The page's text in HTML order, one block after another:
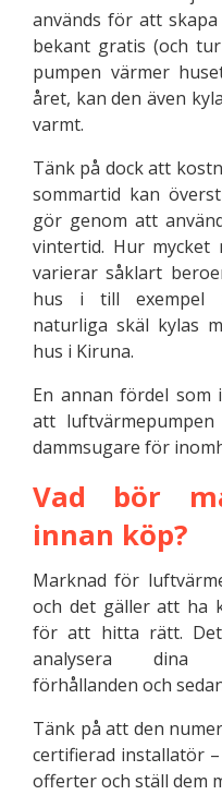
används för att
bekant gratis (och
pumpen värmer
året, kan den även
varmt.
Tänk på dock att
sommartid kan
gör genom att
vintertid. Hur mycket
varierar såklart
hus i till exempel
naturliga skäl kylas
hus i Kiruna.
En annan fördel
att
dammsugare för
Vad bör
innan köp?
Marknad för
och det gäller att ha
för att hitta rätt.
analysera dina
förhållanden och
Tänk på att den
certifierad installatör
offerter och ställ dem